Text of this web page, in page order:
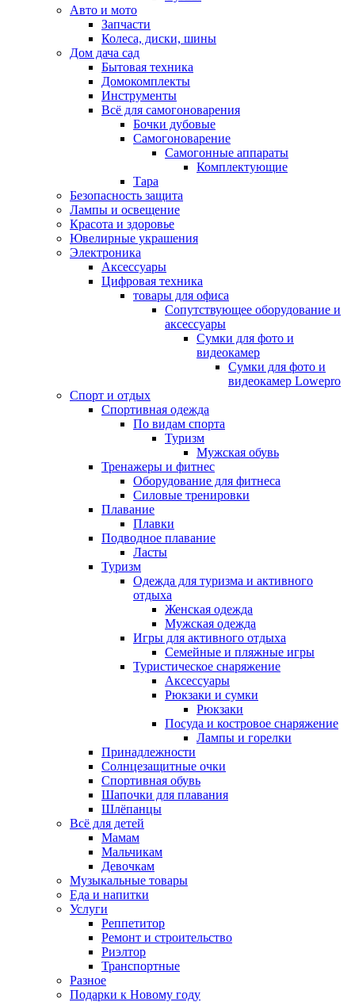
Авто и мото
Запчасти
Колеса, диски, шины
Дом дача сад
Бытовая техника
Домокомплекты
Инструменты
Всё для самогоноварения
Бочки дубовые
Самогоноварение
Самогонные аппараты
Комплектующие
Тара
Безопасность защита
Лампы и освещение
Красота и здоровье
Ювелирные украшения
Электроника
Аксессуары
Цифровая техника
товары для офиса
Сопутствующее оборудование и
аксессуары
Сумки для фото и
видеокамер
Сумки для фото и
видеокамер Lowepro
Спорт и отдых
Спортивная одежда
По видам спорта
Туризм
Мужская обувь
Тренажеры и фитнес
Оборудование для фитнеса
Силовые тренировки
Плавание
Плавки
Подводное плавание
Ласты
Туризм
Одежда для туризма и активного
отдыха
Женская одежда
Мужская одежда
Игры для активного отдыха
Семейные и пляжные игры
Туристическое снаряжение
Аксессуары
Рюкзаки и сумки
Рюкзаки
Посуда и костровое снаряжение
Лампы и горелки
Принадлежности
Солнцезащитные очки
Спортивная обувь
Шапочки для плавания
Шлёпанцы
Всё для детей
Мамам
Мальчикам
Девочкам
Музыкальные товары
Еда и напитки
Услуги
Реппетитор
Ремонт и строительство
Риэлтор
Транспортные
Разное
Подарки к Новому году